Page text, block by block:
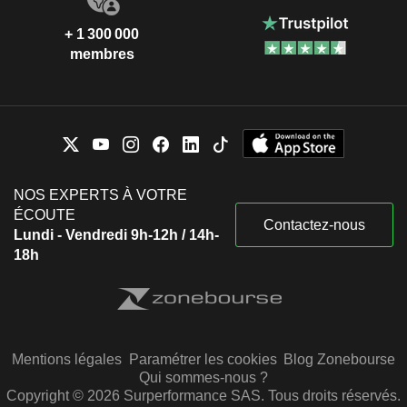
+ 1 300 000
membres
NOS EXPERTS À VOTRE
ÉCOUTE
Lundi - Vendredi 9h-12h / 14h-
18h
Contactez-nous
Mentions légales Paramétrer les cookies Blog Zonebourse
Qui sommes-nous ?
Copyright © 2026 Surperformance SAS. Tous droits réservés.